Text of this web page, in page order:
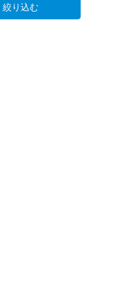
絞り込む